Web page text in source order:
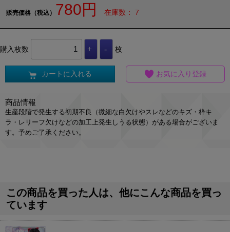
販売価格（税込） 780円 在庫数： 7
購入枚数 枚
カートに入れる お気に入り登録
商品情報
生産段階で発生する初期不良（微細な白欠けやスレなどのキズ・枠キ
ラ・レリーフ欠けなどの加工上発生しうる状態）がある場合がございま
す。予めご了承ください。
この商品を買った人は、他にこんな商品を買っ
ています